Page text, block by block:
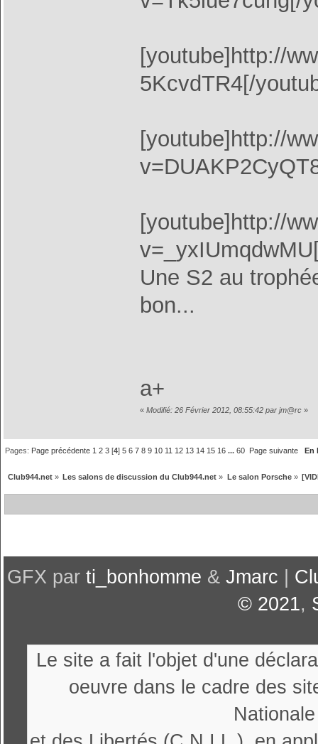
[youtube]http://
5KcvdTR4[/
[youtube]http://
[youtube]http://
Une S2 au
bon...
a+
« Modifié: 26 Février 2012, 08:55:42 par jm@rc»
Pages: Page précédente 1 2 3 [4]5 6 7 8 9 10 11 12 13 14 15 16 ...60 Page suivante En
Club944.net» Les salons de discussion du Club944.net » Le salon Porsche»
GFX par ti_bonhomme & Jmarc
© 2021,
Le site a fait l'objet d'une
oeuvre dans le cadre des